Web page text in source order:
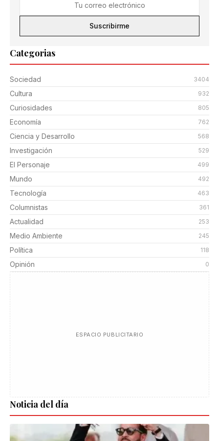
Categorias
Sociedad 3404
Cultura 932
Curiosidades 805
Economía 762
Ciencia y Desarrollo 568
Investigación 529
El Personaje 499
Mundo 492
Tecnología 463
Columnistas 361
Actualidad 253
Medio Ambiente 245
Política 118
Opinión 0
Suscribirme
ESPACIO PUBLICITARIO
Noticia del día